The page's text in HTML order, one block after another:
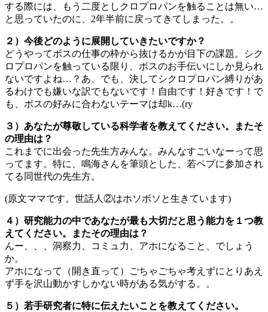
する際には、もう二度としクロプロパンを触ることは無い…
と思っていたのに、2年半前に戻ってきてしまった。。
２）今後どのように展開していきたいですか？
どうやってボスの仕事の枠から抜けるかが目下の課題。シク
ロプロパンを触っている限り、ボスのお手伝いにしか見られ
ないですよね…？あ、でも、決してシクロプロパン縛りがあ
るわけでも嫌いな訳でもないです！自由です！好きです！で
も、ボスの好みに合わないテーマは却k…(ry
３）あなたが尊敬している科学者を教えてください。またそ
の理由は？
これまでに出会った先生方みんな。みんなすごいなーって思
ってます。特に、鳴海さんを筆頭とした、若ペプに参加され
てる同世代の先生方。
(原文ママです。世話人②はホソボソと生きています)
４）研究能力の中であなたが最も大切だと思う能力を１つ教
えてください。またその理由は？
んー、、、洞察力、コミュ力、アホになること、でしょう
か。
アホになって（開き直って）ごちゃごちゃ考えずにとりあえ
ず手を沢山動かすしかない時がある気がする。。
５）若手研究者に特に伝えたいことを教えてください。